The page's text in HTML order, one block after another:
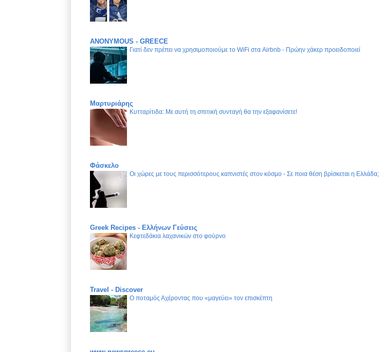
ANONYMOUS - GREECE
Γιατί δεν πρέπει να χρησιμοποιούμε το WiFi στα Airbnb - Πρώην χάκερ προειδοποιεί
Μαρτυριάρης
Κυτταρίτιδα: Με αυτή τη σπιτική συνταγή θα την εξαφανίσετε!
Φάσκελο
Οι χώρες με τους περισσότερους καπνιστές στον κόσμο - Σε ποια θέση βρίσκεται η Ελλάδα;
Greek Recipes - Ελλήνων Γεύσεις
Κεφτεδάκια λαχανικών στο φούρνο
Travel - Discover
Ο ποταμός Αχέροντας που «μαγεύει» τον επισκέπτη